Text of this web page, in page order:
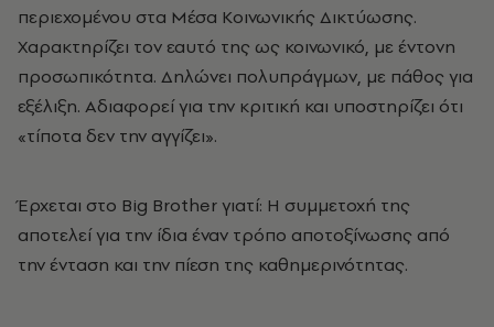
περιεχομένου στα Μέσα Κοινωνικής Δικτύωσης.
Χαρακτηρίζει τον εαυτό της ως κοινωνικό, με έντονη
προσωπικότητα. Δηλώνει πολυπράγμων, με πάθος για
εξέλιξη. Αδιαφορεί για την κριτική και υποστηρίζει ότι
«τίποτα δεν την αγγίζει».
Έρχεται στο Big Brother γιατί: Η συμμετοχή της
αποτελεί για την ίδια έναν τρόπο αποτοξίνωσης από
την ένταση και την πίεση της καθημερινότητας.